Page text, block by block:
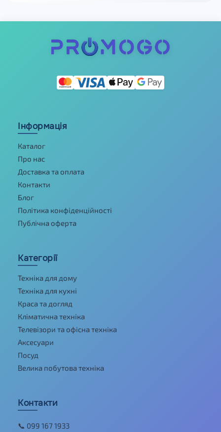
Інформація
Каталог
Про нас
Доставка та оплата
Контакти
Блог
Політика конфіденційності
Публічна оферта
Категорії
Техніка для дому
Техніка для кухні
Краса та догляд
Кліматична техніка
Телевізори та офісна техніка
Аксесуари
Посуд
Велика побутова техніка
Контакти
📞 099 167 1933